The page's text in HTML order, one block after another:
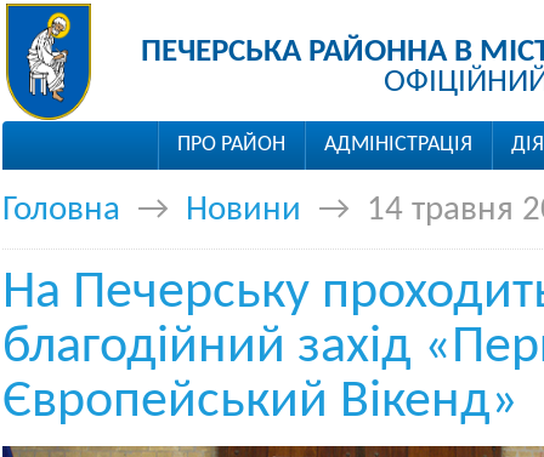
ПЕЧЕРСЬКА РАЙОННА В
ПРО РАЙОН АДМІНІСТРАЦІЯ
Головна → Новини → 14 травня
На Печерську
благодійний захід
Європейський Вікенд»